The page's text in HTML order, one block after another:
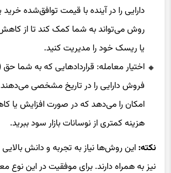
دارایی را در آینده با قیمت توافق‌شده
روش می‌تواند به شما کمک کند تا از
یا ریسک خود را مدیریت کنید.
اختیار معامله: قراردادهایی که به شما حق
فروش دارایی را در تاریخ مشخصی می‌دهند.
امکان را می‌دهد که در صورت افزایش یا
هزینه کمتری از نوسانات بازار سود ببرید.
نکته: این روش‌ها نیاز به تجربه و دانش
نیز به همراه دارند. برای موفقیت در این نوع